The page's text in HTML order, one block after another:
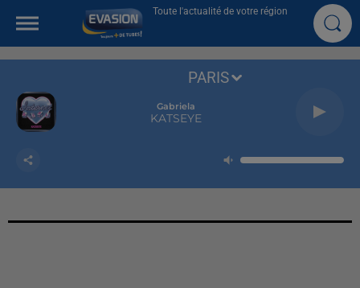
Toute l'actualité de votre région
Gabriela
KATSEYE
PARIS